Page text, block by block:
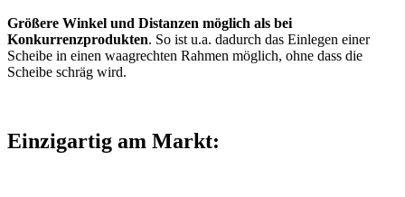
Größere Winkel und Distanzen möglich als bei
Konkurrenzprodukten. So ist u.a. dadurch das Einlegen einer
Scheibe in einen waagrechten Rahmen möglich, ohne dass die
Scheibe schräg wird.
Einzigartig am Markt: